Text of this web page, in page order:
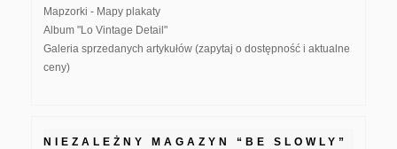
Mapzorki - Mapy plakaty
Album "Lo Vintage Detail"
Galeria sprzedanych artykułów (zapytaj o dostępność i aktualne
ceny)
NIEZALEŻNY MAGAZYN “BE SLOWLY”